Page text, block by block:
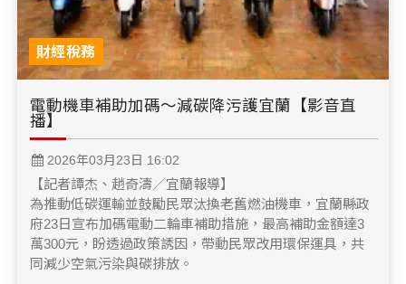
財經稅務
電動機車補助加碼～減碳降污護宜蘭【影音直
播】
2026年03月23日 16:02
【記者譚杰、趙奇濤／宜蘭報導】
為推動低碳運輸並鼓勵民眾汰換老舊燃油機車，宜蘭縣政
府23日宣布加碼電動二輪車補助措施，最高補助金額達3
萬300元，盼透過政策誘因，帶動民眾改用環保運具，共
同減少空氣污染與碳排放。